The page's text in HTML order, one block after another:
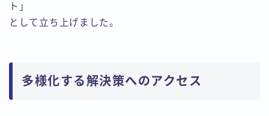
ト」
として立ち上げました。
多様化する解決策へのアクセス